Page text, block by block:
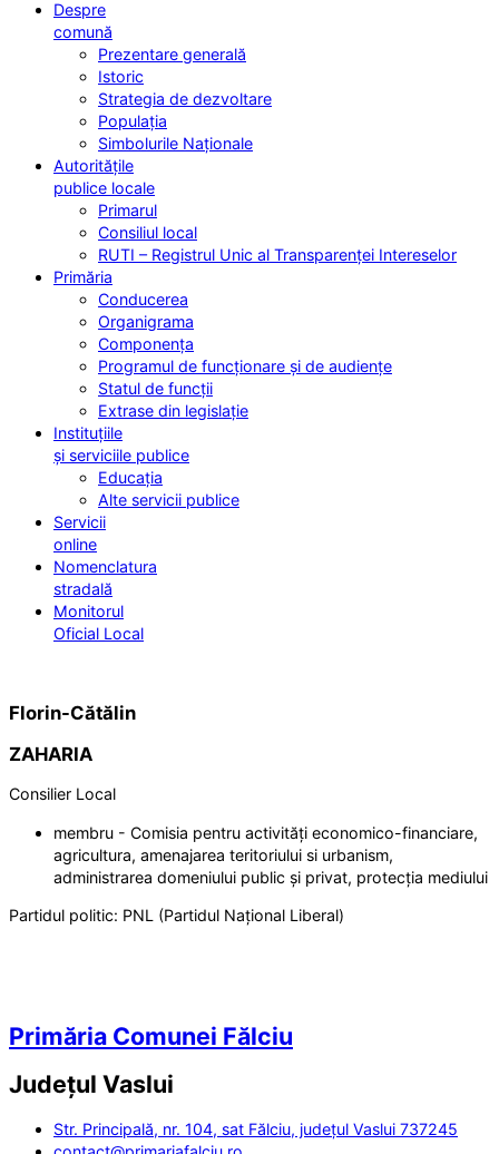
Despre
comună
Prezentare generală
Istoric
Strategia de dezvoltare
Populația
Simbolurile Naționale
Autoritățile
publice locale
Primarul
Consiliul local
RUTI – Registrul Unic al Transparenței Intereselor
Primăria
Conducerea
Organigrama
Componența
Programul de funcționare și de audiențe
Statul de funcții
Extrase din legislație
Instituțiile
și serviciile publice
Educația
Alte servicii publice
Servicii
online
Nomenclatura
stradală
Monitorul
Oficial Local
Florin-Cătălin
ZAHARIA
Consilier Local
membru - Comisia pentru activități economico-financiare,
agricultura, amenajarea teritoriului si urbanism,
administrarea domeniului public și privat, protecția mediului
Partidul politic: PNL (Partidul Național Liberal)
Primăria Comunei Fălciu
Județul Vaslui
Str. Principală, nr. 104, sat Fălciu, județul Vaslui 737245